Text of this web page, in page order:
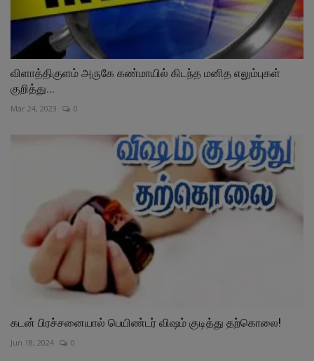
விளாத்திகுளம் அருகே கண்மாயில் கிடந்த மனித எலும்புகள்
குறித்து...
Mar 24, 2023 0
கடன் பிரச்சனையால் பெயிண்டர் விஷம் குடித்து தற்காெலை!
Jun 18, 2024 0